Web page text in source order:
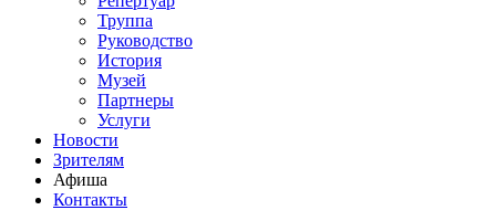
Труппа
Руководство
История
Музей
Партнеры
Услуги
Новости
Зрителям
Афиша
Контакты